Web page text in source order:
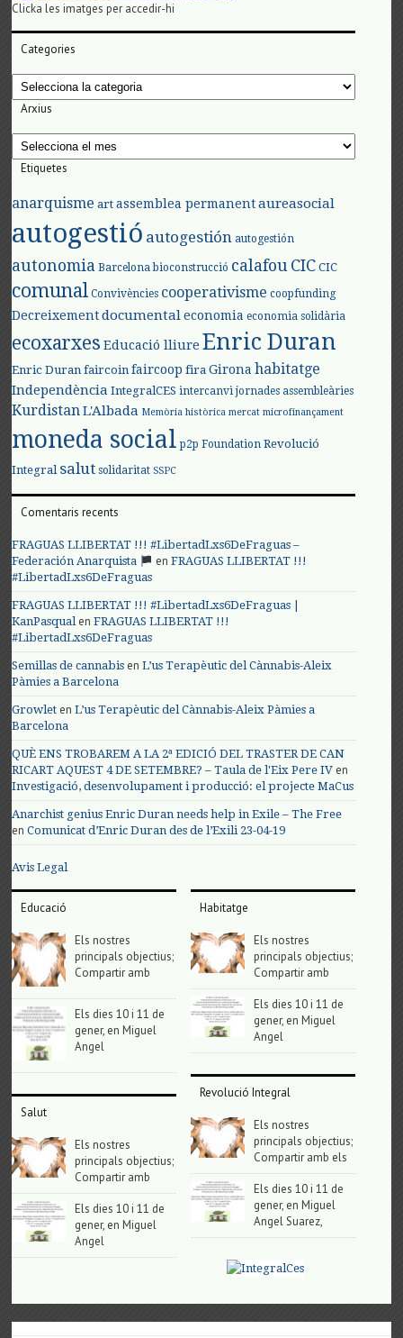
Clicka les imatges per accedir-hi
Categories
Categories
Arxius
Arxius
Etiquetes
anarquisme art assemblea permanent aureasocial
autogestió autogestión autogestión
autonomia Barcelona bioconstrucció calafouCIC CIC
comunal Convivències cooperativisme coopfunding
Decreixement documental economia economia solidària
ecoxarxes Educació lliure Enric Duran
Enric Duran faircoin faircoop fira Girona habitatge
Independència IntegralCES intercanvi jornades assembleàries
KurdistanL'Albada Memòria històrica mercat microfinançament
moneda social p2p Foundation Revolució
Integral salut solidaritat SSPC
Comentaris recents
FRAGUAS LLIBERTAT !!! #LibertadLxs6DeFraguas –
Federación Anarquista
enFRAGUAS LLIBERTAT !!!
#LibertadLxs6DeFraguas
FRAGUAS LLIBERTAT !!! #LibertadLxs6DeFraguas |
KanPasqualenFRAGUAS LLIBERTAT !!!
#LibertadLxs6DeFraguas
Semillas de cannabis enL’us Terapèutic del Cànnabis-Aleix
Pàmies a Barcelona
Growlet enL’us Terapèutic del Cànnabis-Aleix Pàmies a
Barcelona
QUÈ ENS TROBAREM A LA 2ª EDICIÓ DEL TRASTER DE CAN
RICART AQUEST 4 DE SETEMBRE? – Taula de l'Eix Pere IV en
Investigació, desenvolupament i producció: el projecte MaCus
Anarchist genius Enric Duran needs help in Exile – The Free
enComunicat d’Enric Duran des de l’Exili 23-04-19
Avis Legal
Educació
Els nostres
principals objectius;
Compartir amb
Els dies 10 i 11 de
gener, en Miguel
Angel
Salut
Els nostres
principals objectius;
Compartir amb
Els dies 10 i 11 de
gener, en Miguel
Angel
Habitatge
Els nostres
principals objectius;
Compartir amb
Els dies 10 i 11 de
gener, en Miguel
Angel
Revolució Integral
Els nostres
principals objectius;
Compartir amb els
Els dies 10 i 11 de
gener, en Miguel
Angel Suarez,